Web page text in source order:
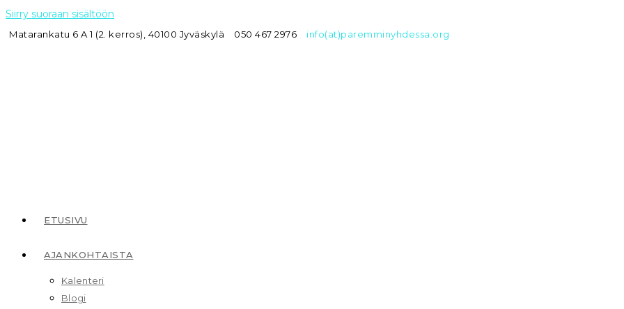
Siirry suoraan sisältöön
Matarankatu 6 A 1 (2. kerros), 40100 Jyväskylä 050 467 2976 info(at)paremminyhdessa.org
ETUSIVU
AJANKOHTAISTA
Kalenteri
Blogi